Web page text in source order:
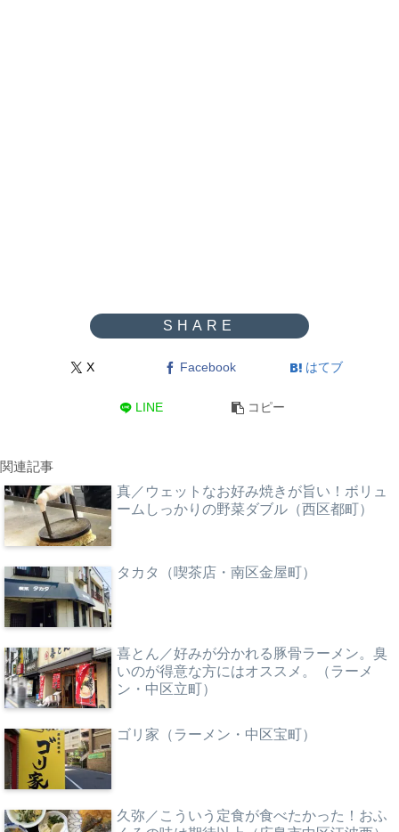
X Facebook はてブ
LINE コピー
関連記事
真／ウェットなお好み焼きが旨い！ボリュ
ームしっかりの野菜ダブル（西区都町）
タカタ（喫茶店・南区金屋町）
喜とん／好みが分かれる豚骨ラーメン。臭
いのが得意な方にはオススメ。（ラーメ
ン・中区立町）
ゴリ家（ラーメン・中区宝町）
久弥／こういう定食が食べたかった！おふ